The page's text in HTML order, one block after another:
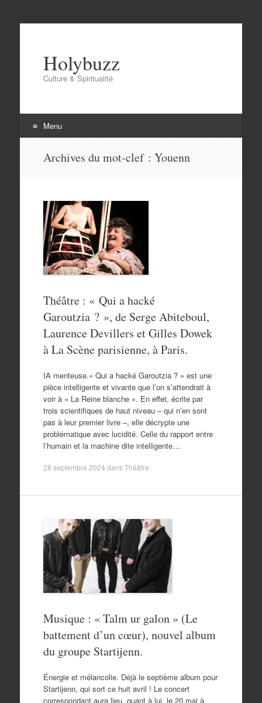
Holybuzz
Culture & Spiritualité
Menu
Archives du mot-clef : Youenn
Théâtre : « Qui a hacké
Garoutzia ? », de Serge Abiteboul,
Laurence Devillers et Gilles Dowek
à La Scène parisienne, à Paris.
IA menteuse.« Qui a hacké Garoutzia ? » est une
pièce intelligente et vivante que l’on s’attendrait à
voir à « La Reine blanche ». En effet, écrite par
trois scientifiques de haut niveau – qui n’en sont
pas à leur premier livre –, elle décrypte une
problématique avec lucidité. Celle du rapport entre
l’humain et la machine dite intelligente…
28 septembre 2024 dansThéâtre
Musique : « Talm ur galon » (Le
battement d’un cœur), nouvel album
du groupe Startijenn.
Énergie et mélancolie. Déjà le septième album pour
Startijenn, qui sort ce huit avril ! Le concert
correspondant aura lieu, quant à lui, le 20 mai à